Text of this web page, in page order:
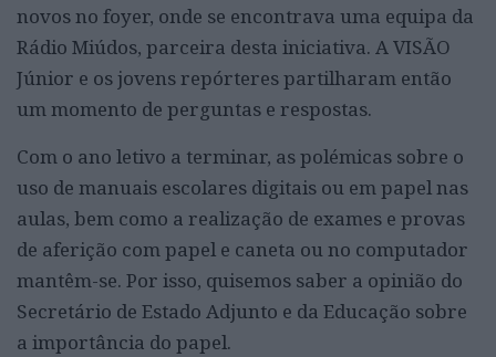
novos no foyer, onde se encontrava uma equipa da
Rádio Miúdos, parceira desta iniciativa. A VISÃO
Júnior e os jovens repórteres partilharam então
um momento de perguntas e respostas.
Com o ano letivo a terminar, as polémicas sobre o
uso de manuais escolares digitais ou em papel nas
aulas, bem como a realização de exames e provas
de aferição com papel e caneta ou no computador
mantêm-se. Por isso, quisemos saber a opinião do
Secretário de Estado Adjunto e da Educação sobre
a importância do papel.